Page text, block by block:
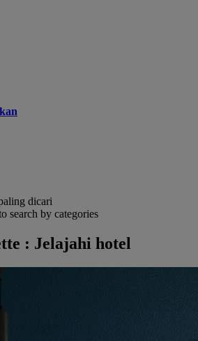
dicari
search by categories
: Jelajahi hotel